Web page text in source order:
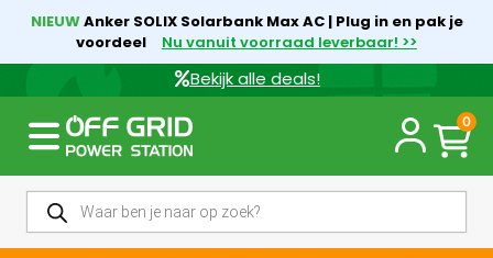
NIEUWAnker SOLIX Solarbank Max AC | Plug in en pak je
voordeel
Nu vanuit voorraad leverbaar! >>
Bekijk alle deals!
0